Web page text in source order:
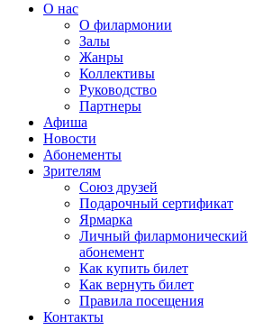
О нас
О филармонии
Залы
Жанры
Коллективы
Руководство
Партнеры
Афиша
Новости
Абонементы
Зрителям
Союз друзей
Подарочный сертификат
Ярмарка
Личный филармонический
абонемент
Как купить билет
Как вернуть билет
Правила посещения
Контакты